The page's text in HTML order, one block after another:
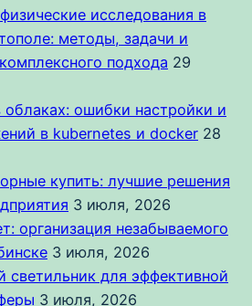
исследования в
методы, задачи и
подхода 29
облаках: ошибки настройки и
в kubernetes и docker 28
купить: лучшие решения
3 июля, 2026
организация незабываемого
3 июля, 2026
светильник для эффективной
3 июля, 2026